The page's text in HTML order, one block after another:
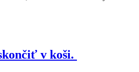
v koši.